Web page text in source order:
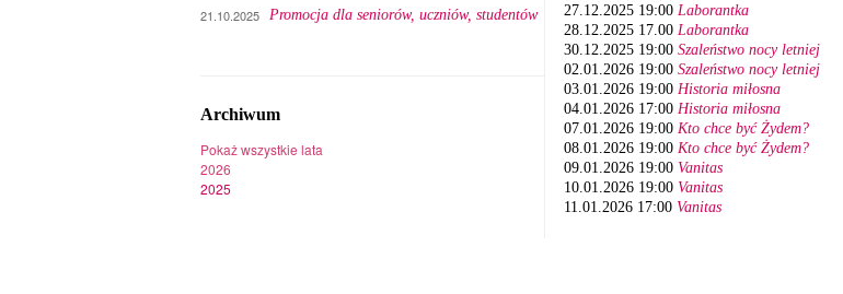
21.10.2025 Promocja dla seniorów, uczniów, studentów
Archiwum
Pokaż wszystkie lata
2026
2025
27.12.2025 19:00 Laborantka
28.12.2025 17.00 Laborantka
30.12.2025 19:00 Szaleństwo nocy letniej
02.01.2026 19:00 Szaleństwo nocy letniej
03.01.2026 19:00 Historia miłosna
04.01.2026 17:00 Historia miłosna
07.01.2026 19:00 Kto chce być Żydem?
08.01.2026 19:00 Kto chce być Żydem?
09.01.2026 19:00 Vanitas
10.01.2026 19:00 Vanitas
11.01.2026 17:00 Vanitas